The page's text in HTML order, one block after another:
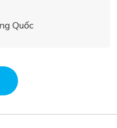
Quốc